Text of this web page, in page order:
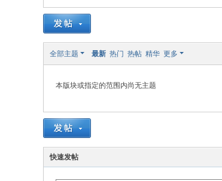
音
音
乐
网全部主题 最新 热门 热帖 精华 更多
本版块或指定的范围内尚无主题
快速发帖